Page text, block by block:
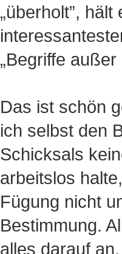
„überholt”, hält
„Begriffe außer
Das ist schön
ich selbst den
Schicksals
arbeitslos
Fügung nicht
Bestimmung.
alles darauf